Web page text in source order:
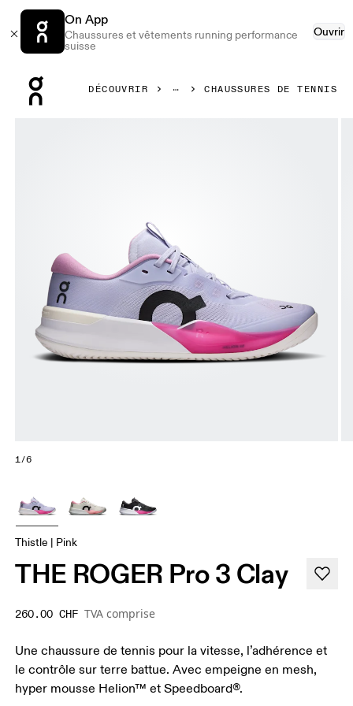
On App
Chaussures et vêtements running performance
suisse
Ouvrir
DÉCOUVRIR CHAUSSURES DE TENNIS
1/6
Thistle | Pink
THE ROGER Pro 3 Clay
260.00 CHF TVA comprise
Une chaussure de tennis pour la vitesse, l’adhérence et
le contrôle sur terre battue. Avec empeigne en mesh,
hyper mousse Helion™ et Speedboard®.